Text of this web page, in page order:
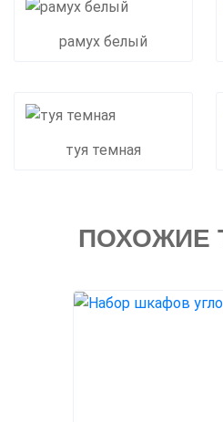
рамух белый
туя темная
ПОХОЖИЕ